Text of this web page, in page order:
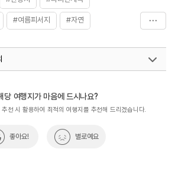
#여름피서지 #자연
당 여행지가 마음에 드시나요?
천 시 활용하여 최적의 여행지를 추천해 드리겠습니다.
좋아요! 별로예요